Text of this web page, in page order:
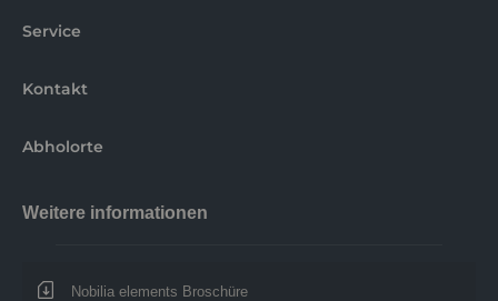
Service
Kontakt
Abholorte
Weitere informationen
Nobilia elements Broschüre